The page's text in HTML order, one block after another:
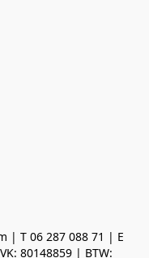
| T 06 287 088 71 | E
80148859 | BTW: